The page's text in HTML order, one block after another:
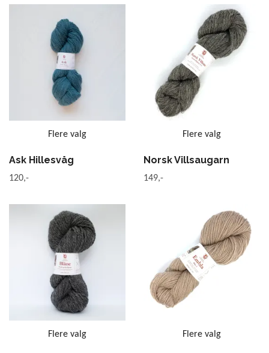
Flere valg
Ask Hillesvåg
120,-
Flere valg
Norsk Villsaugarn
149,-
Flere valg Flere valg